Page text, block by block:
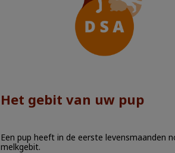
Het gebit van uw pup
Een pup heeft in de eerste levensmaanden
melkgebit.